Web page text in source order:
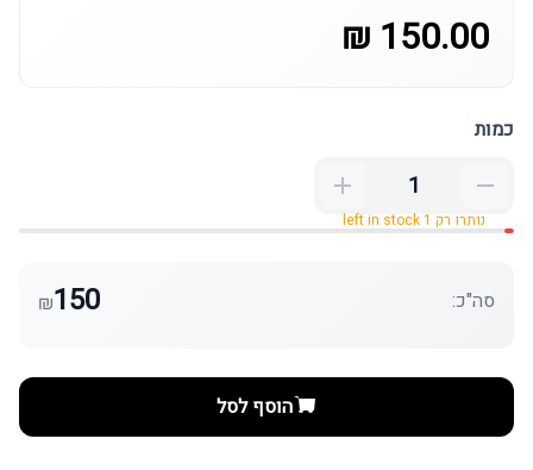
150.00 ₪
כמות
נותרו רק 1 left in stock
סה"כ: 150
₪
הוסף לסל